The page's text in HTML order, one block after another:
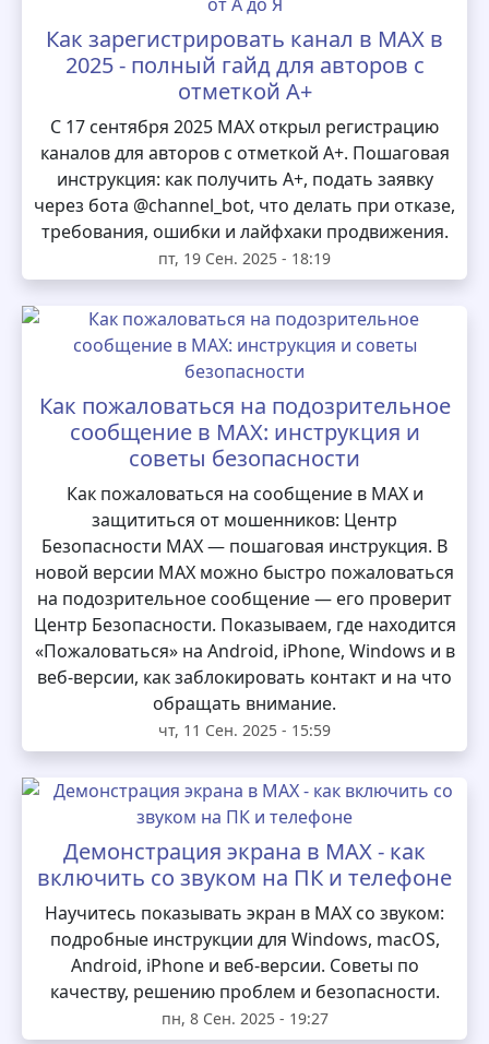
Как зарегистрировать канал в MAX в
2025 - полный гайд для авторов с
отметкой А+
С 17 сентября 2025 MAX открыл регистрацию
каналов для авторов с отметкой А+. Пошаговая
инструкция: как получить А+, подать заявку
через бота @channel_bot, что делать при отказе,
требования, ошибки и лайфхаки продвижения.
пт, 19 Сен. 2025 - 18:19
Как пожаловаться на подозрительное
сообщение в MAX: инструкция и
советы безопасности
Как пожаловаться на сообщение в MAX и
защититься от мошенников: Центр
Безопасности MAX — пошаговая инструкция. В
новой версии MAX можно быстро пожаловаться
на подозрительное сообщение — его проверит
Центр Безопасности. Показываем, где находится
«Пожаловаться» на Android, iPhone, Windows и в
веб-версии, как заблокировать контакт и на что
обращать внимание.
чт, 11 Сен. 2025 - 15:59
Демонстрация экрана в MAX - как
включить со звуком на ПК и телефоне
Научитесь показывать экран в MAX со звуком:
подробные инструкции для Windows, macOS,
Android, iPhone и веб-версии. Советы по
качеству, решению проблем и безопасности.
пн, 8 Сен. 2025 - 19:27